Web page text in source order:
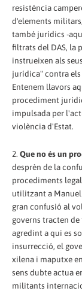
resistència
d'elements
també jurídics -
filtrats del DAS, la
instrueixen als
jurídica" contra
Entenem llavors
procediment
impulsada per
violència d'Estat.
2. Que no és un
desprèn de la
procediments
utilitzant a Manuel
gran confusió al
governs tracten de
agredint a qui es
insurrecció, el
xilena i maputxe
sens dubte actua
militants